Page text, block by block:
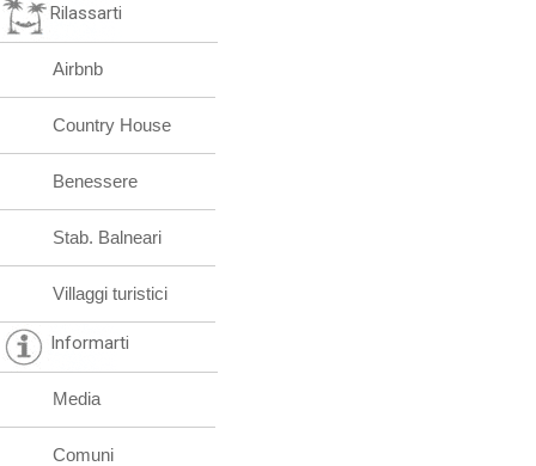
Rilassarti
Airbnb
Country House
Benessere
Stab. Balneari
Villaggi turistici
Informarti
Media
Comuni